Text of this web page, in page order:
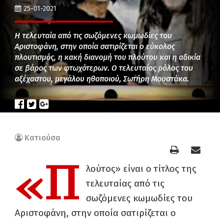
25-01-2021
Η τελευταία από τις σωζόμενες κωμωδίες του
Αριστοφάνη, στην οποία σατιρίζεται ο εύκολος
πλουτισμός, η κακή διανομή του πλούτου και η αδικία
σε βάρος των φτωχότερων. Ο τελευταίος ρόλος του
αξέχαστου, μεγάλου ηθοποιού, Σωτήρη Μουστάκα.
Κατιούσα
«Π
λούτος» είναι ο τίτλος της
τελευταίας από τις
σωζόμενες κωμωδίες του
Αριστοφάνη, στην οποία σατιρίζεται ο